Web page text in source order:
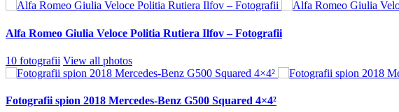
Alfa Romeo Giulia Veloce Politia Rutiera Ilfov – Fotografii
10 fotografii View all photos
Fotografii spion 2018 Mercedes-Benz G500 Squared 4×4²